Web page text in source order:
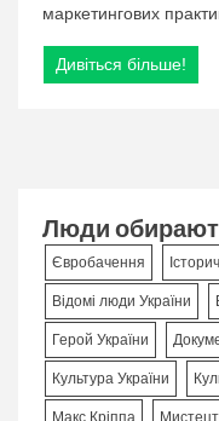
маркетингових
Дивіться більше!
Люди
Євробачення
Відомі люди України
Герой України
Культура України
Макс Кріппа